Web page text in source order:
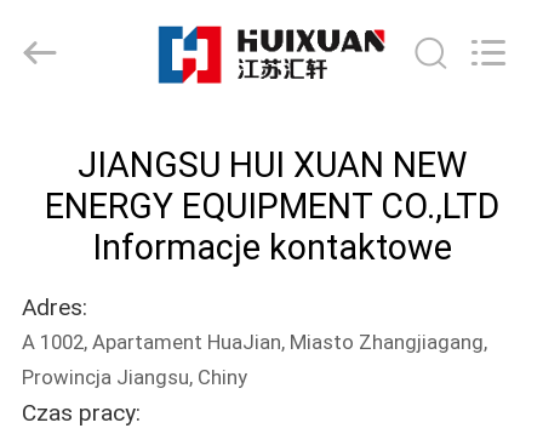
PRODUKTY
O
NAS
ENERGY
EQUIPMENT
JIANGSU HUI XUAN NEW
ENERGY EQUIPMENT CO.,LTD
Informacje kontaktowe
Adres:
A 1002, Apartament HuaJian, Miasto Zhangjiagang,
Prowincja Jiangsu, Chiny
Czas pracy: